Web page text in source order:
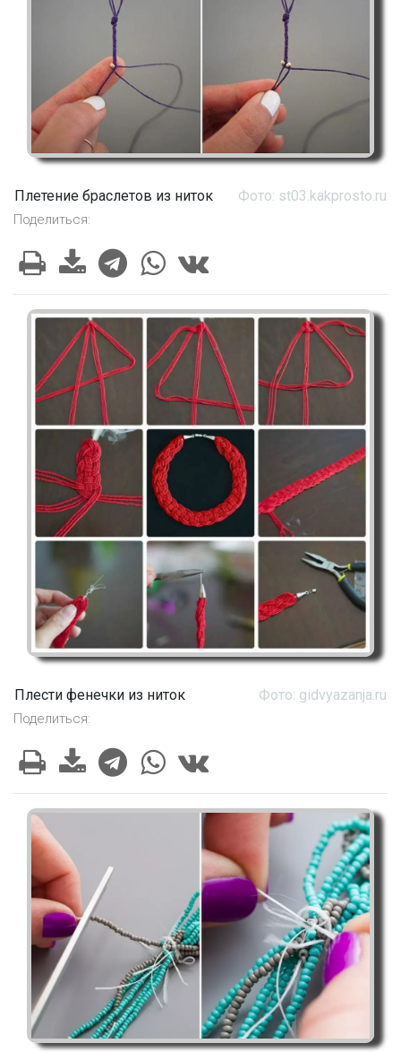
Плетение браслетов из ниток Фото: st03.kakprosto.ru
Поделиться:
Плести фенечки из ниток Фото: gidvyazanja.ru
Поделиться: